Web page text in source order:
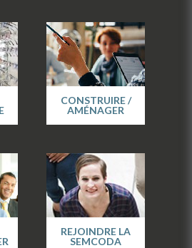
CONSTRUIRE /
AMÉNAGER
REJOINDRE LA
SEMCODA